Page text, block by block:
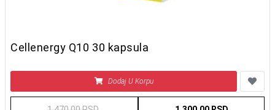
Cellenergy Q10 30 kapsula
Dodaj U Korpu